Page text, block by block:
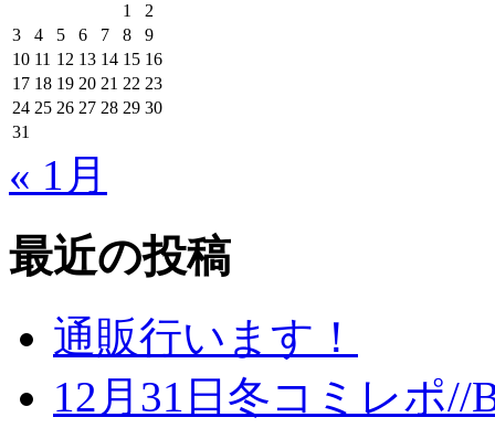
1
2
3
4 5 6 7 8
9
10 11 12 13 14 15 16
17 18 19 20 21 22 23
24 25 26 27 28 29 30
31
« 1月
最近の投稿
通販行います！
12月31日冬コミレポ//